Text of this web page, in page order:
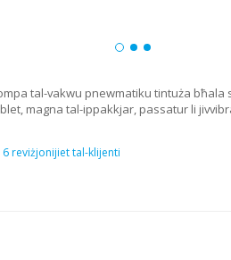
tal-vakwu pnewmatiku tintuża
magna tal-ippakkjar, passatur li
6 reviżjonijiet tal-klijenti